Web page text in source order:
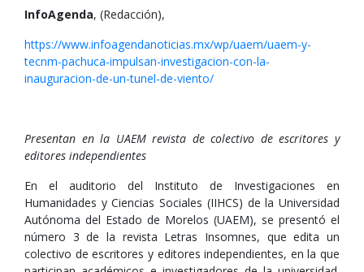
InfoAgenda, (Redacción),
https://www.infoagendanoticias.mx/wp/uaem/uaem-y-
tecnm-pachuca-impulsan-investigacion-con-la-
inauguracion-de-un-tunel-de-viento/
Presentan en la UAEM revista de colectivo de escritores y
editores independientes
En el auditorio del Instituto de Investigaciones en
Humanidades y Ciencias Sociales (IIHCS) de la Universidad
Autónoma del Estado de Morelos (UAEM), se presentó el
número 3 de la revista Letras Insomnes, que edita un
colectivo de escritores y editores independientes, en la que